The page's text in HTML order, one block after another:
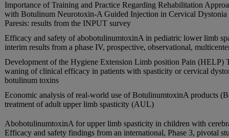
Importance of Training and Practice Regarding Rehabilitation
with Botulinum Neurotoxin-A Guided Injection in Cervical Dystonia
Paresis: results from the INPUT survey
Efficacy and safety of abobotulinumtoxinA in pediatric lower limb
interim results from a phase IV, prospective, observational,
Development of the Hygiene Extension Limb position Pain (HELP)
waning of clinical efficacy in patients with spasticity or cervical
botulinum toxins
Economic analysis of real-world use of BotulinumtoxinA products
treatment of adult upper limb spasticity (AUL)
AbobotulinumtoxinA for upper limb spasticity in children with
Efficacy and safety findings from an international, Phase 3, pivotal